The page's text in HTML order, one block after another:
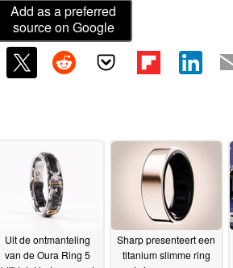
Add as a preferred
source on Google
Uit de ontmanteling
van de Oura Ring 5
Sharp presenteert een
titanium slimme ring